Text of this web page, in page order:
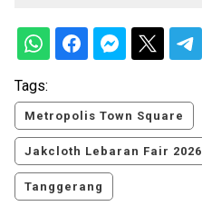
Tags:
Metropolis Town Square
Jakcloth Lebaran Fair 2026
Tanggerang